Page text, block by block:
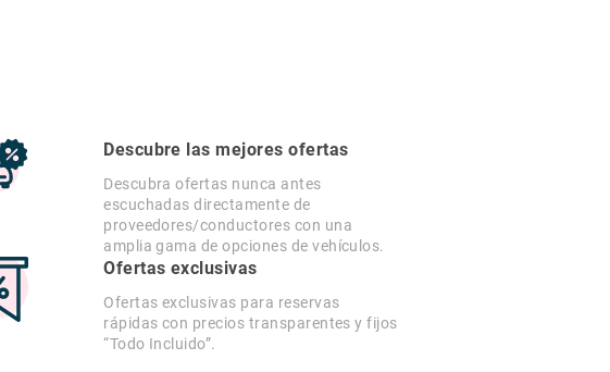
Descubre las mejores ofertas
Descubra ofertas nunca antes
escuchadas directamente de
proveedores/conductores con una
amplia gama de opciones de vehículos.
Ofertas exclusivas
Ofertas exclusivas para reservas
rápidas con precios transparentes y fijos
“Todo Incluido”.